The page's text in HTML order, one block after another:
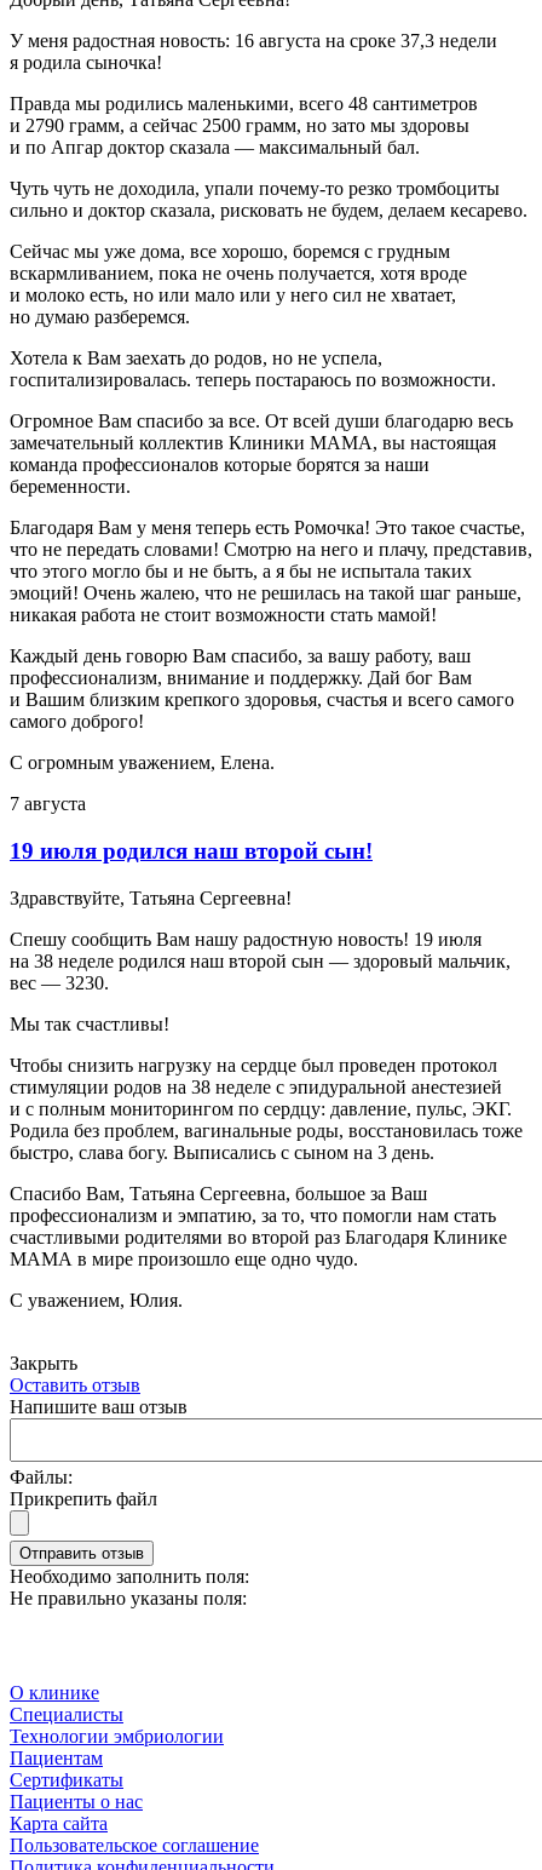
У меня радостная новость: 16 августа на сроке 37,3 недели
я родила сыночка!
Правда мы родились маленькими, всего 48 сантиметров
и 2790 грамм, а сейчас 2500 грамм, но зато мы здоровы
и по Апгар доктор сказала — максимальный бал.
Чуть чуть не доходила, упали почему-то резко тромбоциты
сильно и доктор сказала, рисковать не будем, делаем кесарево.
Сейчас мы уже дома, все хорошо, боремся с грудным
вскармливанием, пока не очень получается, хотя вроде
и молоко есть, но или мало или у него сил не хватает,
но думаю разберемся.
Хотела к Вам заехать до родов, но не успела,
госпитализировалась. теперь постараюсь по возможности.
Огромное Вам спасибо за все. От всей души благодарю весь
замечательный коллектив Клиники МАМА, вы настоящая
команда профессионалов которые борятся за наши
беременности.
Благодаря Вам у меня теперь есть Ромочка! Это такое счастье,
что не передать словами! Смотрю на него и плачу, представив,
что этого могло бы и не быть, а я бы не испытала таких
эмоций! Очень жалею, что не решилась на такой шаг раньше,
никакая работа не стоит возможности стать мамой!
Каждый день говорю Вам спасибо, за вашу работу, ваш
профессионализм, внимание и поддержку. Дай бог Вам
и Вашим близким крепкого здоровья, счастья и всего самого
самого доброго!
С огромным уважением, Елена.
7 августа
19 июля родился наш второй сын!
Здравствуйте, Татьяна Сергеевна!
Спешу сообщить Вам нашу радостную новость! 19 июля
на 38 неделе родился наш второй сын — здоровый мальчик,
вес — 3230.
Мы так счастливы!
Чтобы снизить нагрузку на сердце был проведен протокол
стимуляции родов на 38 неделе с эпидуральной анестезией
и с полным мониторингом по сердцу: давление, пульс, ЭКГ.
Родила без проблем, вагинальные роды, восстановилась тоже
быстро, слава богу. Выписались с сыном на 3 день.
Спасибо Вам, Татьяна Сергеевна, большое за Ваш
профессионализм и эмпатию, за то, что помогли нам стать
счастливыми родителями во второй раз Благодаря Клинике
МАМА в мире произошло еще одно чудо.
С уважением, Юлия.
Закрыть
Оставить отзыв
Напишите ваш отзыв
Файлы:
Прикрепить файл
Отправить отзыв
Необходимо заполнить поля:
Не правильно указаны поля:
О клинике
Специалисты
Технологии эмбриологии
Пациентам
Сертификаты
Пациенты о нас
Карта сайта
Пользовательское соглашение